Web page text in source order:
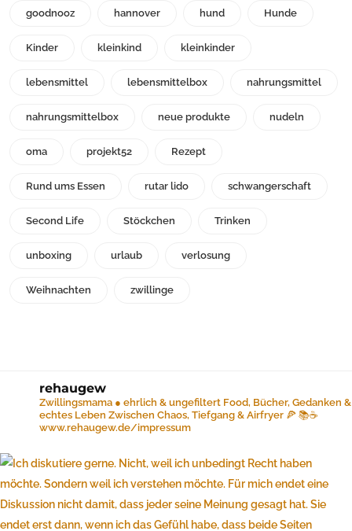
goodnooz hannover hund Hunde
Kinder kleinkind kleinkinder
lebensmittel lebensmittelbox nahrungsmittel
nahrungsmittelbox neue produkte nudeln
oma projekt52 Rezept
Rund ums Essen rutar lido schwangerschaft
Second Life Stöckchen Trinken
unboxing urlaub verlosung
Weihnachten zwillinge
rehaugew
Zwillingsmama ● ehrlich & ungefiltert Food, Bücher, Gedanken &
echtes Leben Zwischen Chaos, Tiefgang & Airfryer 🍕 📚☕️
www.rehaugew.de/impressum